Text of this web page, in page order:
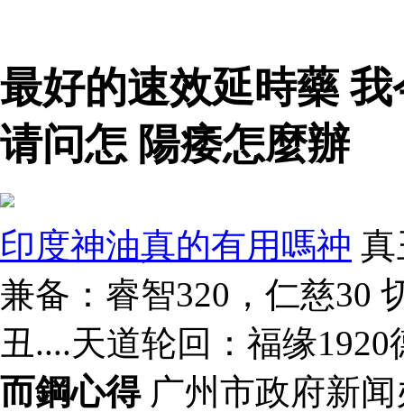
最好的速效延時藥
请问怎 陽痿怎麼辦
印度神油真的有用嗎祌 真
兼备：睿智320，仁慈30
丑....天道轮回：福缘
而鋼心得广州市政府新闻